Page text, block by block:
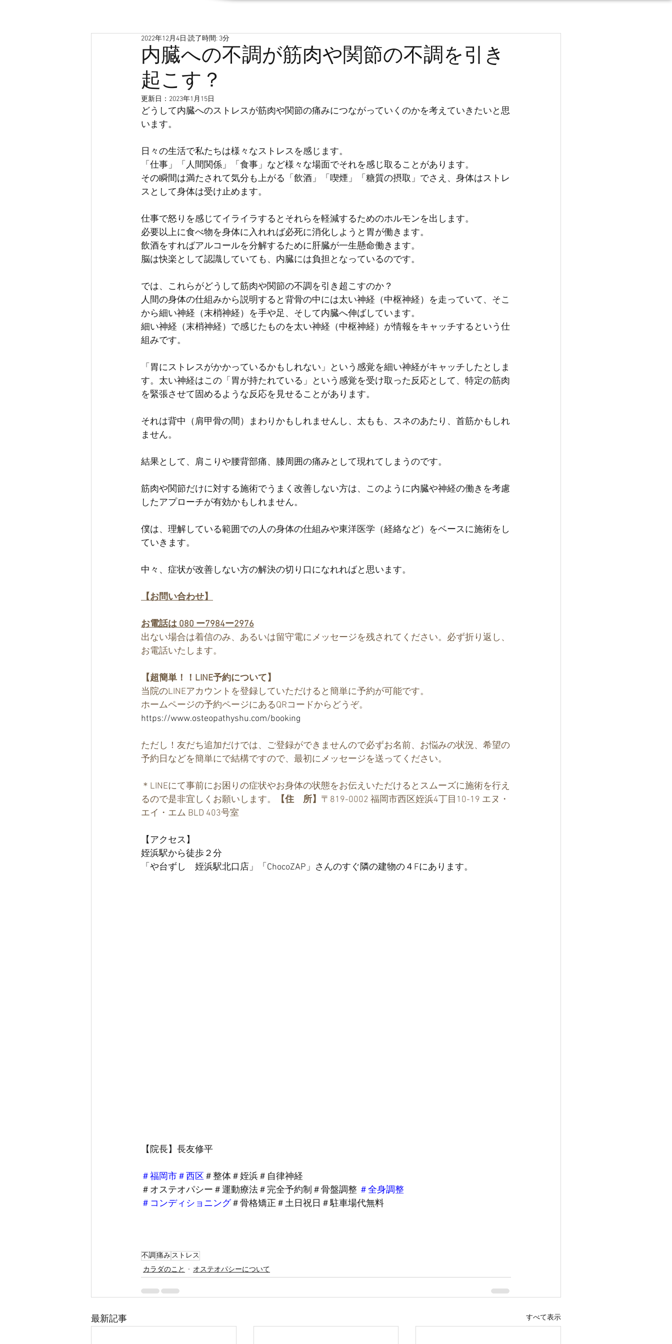
内臓への不調が筋肉や関節の不調を引き
起こす？
2022年12月4日 読了時間: 3分
更新日： 2023年1月15日
どうして内臓へのストレスが筋肉や関節の痛みにつながっていくのかを考えていきたいと思
います。
日々の生活で私たちは様々なストレスを感じます。
「仕事」「人間関係」「食事」など様々な場面でそれを感じ取ることがあります。
その瞬間は満たされて気分も上がる「飲酒」「喫煙」「糖質の摂取」でさえ、身体はストレ
スとして身体は受け止めます。
仕事で怒りを感じてイライラするとそれらを軽減するためのホルモンを出します。
必要以上に食べ物を身体に入れれば必死に消化しようと胃が働きます。
飲酒をすればアルコールを分解するために肝臓が一生懸命働きます。
脳は快楽として認識していても、内臓には負担となっているのです。
では、これらがどうして筋肉や関節の不調を引き超こすのか？
人間の身体の仕組みから説明すると背骨の中には太い神経（中枢神経）を走っていて、そこ
から細い神経（末梢神経）を手や足、そして内臓へ伸ばしています。
細い神経（末梢神経）で感じたものを太い神経（中枢神経）が情報をキャッチするという仕
組みです。
「胃にストレスがかかっているかもしれない」という感覚を細い神経がキャッチしたとしま
す。太い神経はこの「胃が持たれている」という感覚を受け取った反応として、特定の筋肉
を緊張させて固めるような反応を見せることがあります。
それは背中（肩甲骨の間）まわりかもしれませんし、太もも、スネのあたり、首筋かもしれ
ません。
結果として、肩こりや腰背部痛、膝周囲の痛みとして現れてしまうのです。
筋肉や関節だけに対する施術でうまく改善しない方は、このように内臓や神経の働きを考慮
したアプローチが有効かもしれません。
僕は、理解している範囲での人の身体の仕組みや東洋医学（経絡など）をベースに施術をし
ていきます。
中々、症状が改善しない方の解決の切り口になれればと思います。
【お問い合わせ】
お電話は 080 ー7984ー2976
出ない場合は着信のみ、あるいは留守電にメッセージを残されてください。必ず折り返し、
お電話いたします。
【超簡単！！LINE予約について】
当院のLINEアカウントを登録していただけると簡単に予約が可能です。
ホームページの予約ページにあるQRコードからどうぞ。
https://www.osteopathyshu.com/booking
ただし！友だち追加だけでは、ご登録ができませんので必ずお名前、お悩みの状況、希望の
予約日などを簡単にで結構ですので、最初にメッセージを送ってください。
＊LINEにて事前にお困りの症状やお身体の状態をお伝えいただけるとスムーズに施術を行え
るので是非宜しくお願いします。
【住　所】 〒819-0002 福岡市西区姪浜4丁目10-19 ​エヌ・
エイ・エム BLD 403号室
【アクセス】
姪浜駅から徒歩２分
「や台ずし　姪浜駅北口店」「ChocoZAP」さんのすぐ隣の建物の４Fにあります。
【院長】長友修平
＃福岡市＃西区＃整体＃姪浜＃自律神経
＃オステオパシー＃運動療法＃完全予約制＃骨盤調整 ＃全身調整
＃コンディショニング＃骨格矯正＃土日祝日＃駐車場代無料
不調痛み ストレス
カラダのこと
オステオパシーについて
最新記事 すべて表示